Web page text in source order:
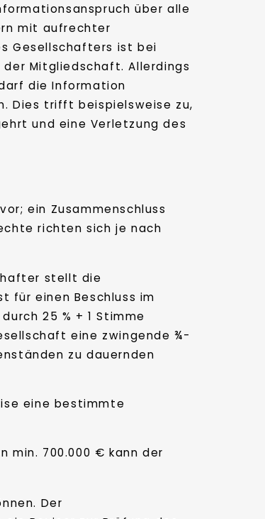
über alle
mit aufrechter
Gesellschafters ist bei
Mitgliedschaft. Allerdings
die Information
Dies trifft beispielsweise zu,
und eine Verletzung des
ein Zusammenschluss
richten sich je nach
stellt die
für einen Beschluss im
25 % + 1 Stimme
eine zwingende ¾-
zu dauernden
eine bestimmte
min. 700.000 € kann der
Der